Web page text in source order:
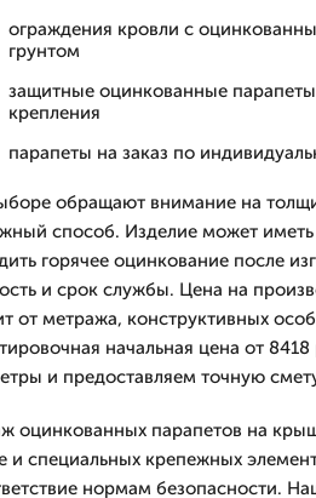
ограждения кровли с
грунтом
защитные оцинкованные
крепления
парапеты на заказ по
обращают внимание на
способ. Изделие может
горячее оцинкование после
и срок службы. Цена на
от метража, конструктивных
начальная цена от
и предоставляем точную
оцинкованных парапетов на
и специальных крепежных
нормам безопасности.